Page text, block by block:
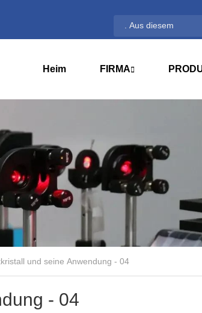
Heim FIRMA
und seine Anwendung - 04
- 04